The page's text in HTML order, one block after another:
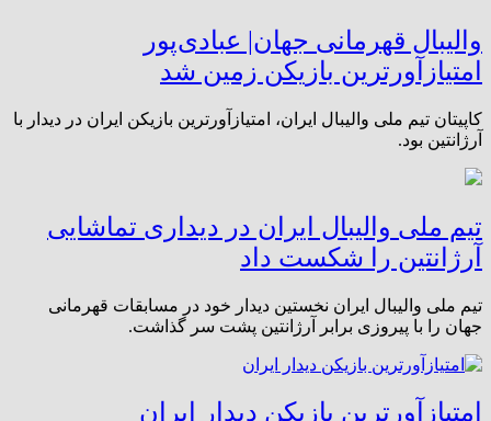
والیبال قهرمانی جهان| عبادی‌پور
امتیازآورترین بازیکن زمین شد
کاپیتان تیم ملی والیبال ایران، امتیازآورترین بازیکن ایران در دیدار با
آرژانتین بود.
تیم ملی والیبال ایران در دیداری تماشایی
آرژانتین را شکست داد
تیم ملی والیبال ایران نخستین دیدار خود در مسابقات قهرمانی
جهان را با پیروزی برابر آرژانتین پشت سر گذاشت.
امتیازآورترین بازیکن دیدار ایران